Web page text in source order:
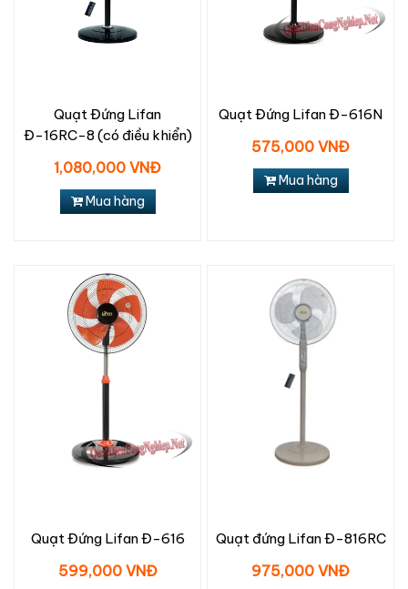
Quạt Đứng Lifan
Đ-16RC-8 (có điều khiển)
1,080,000 VNĐ
Mua hàng
Quạt Đứng Lifan Đ-616N
575,000 VNĐ
Mua hàng
Quạt Đứng Lifan Đ-616
599,000 VNĐ
Quạt đứng Lifan Đ-816RC
975,000 VNĐ